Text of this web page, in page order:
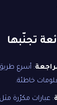
تجنّبها
: أسرع
خاطئة.
: عبارات مكرّرة